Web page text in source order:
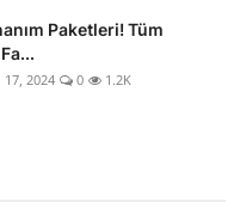
Paketleri! Tüm
17, 2024 0 1.2K